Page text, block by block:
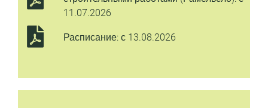
11.07.2026
Расписание: с 13.08.2026